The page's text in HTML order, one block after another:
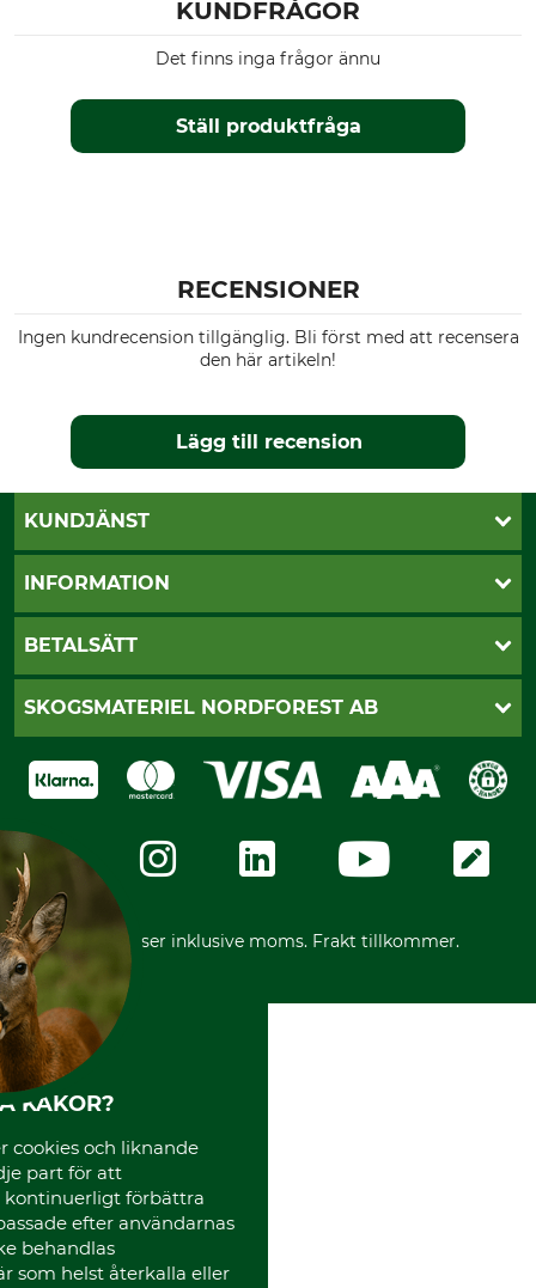
KUNDFRÅGOR
Ställ produktfråga
Det finns inga frågor ännu
RECENSIONER
Ingen kundrecension tillgänglig. Bli först med att recensera
den här artikeln!
Lägg till recension
KUNDJÄNST
Öppettider
Vanliga frågor
INFORMATION
Butik Vansbro
Dataskydd
Ångerrätt
Ångerrätt för din beställning
Reklamationer
Frakter
BETALSÄTT
Klarna
Swish
SKOGSMATERIEL NORDFOREST AB
Om oss
GRUBE-Gruppen
Karriär
Vår personal
Varumärken
Mässor
Instagram TOS
Media
Code of Conduct
*Alla priser inklusive moms. Frakt tillkommer.
KAKOR?
cookies och liknande
part för att
kontinuerligt förbättra
efter användarnas
behandlas
som helst återkalla eller